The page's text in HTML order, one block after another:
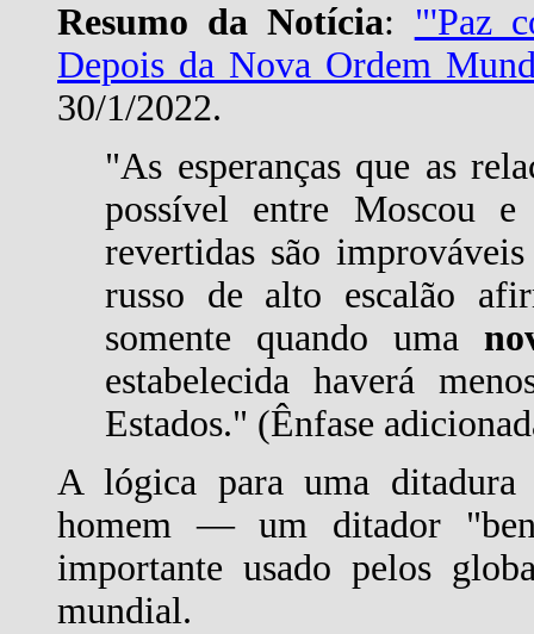
Resumo da Notícia: "'Paz
Depois da Nova Ordem
30/1/2022.
"As esperanças que as
possível entre Moscou e
revertidas são
russo de alto escalão
somente quando uma
estabelecida haverá
Estados." (Ênfase
A lógica para uma
homem — um ditador
importante usado pelos
mundial.